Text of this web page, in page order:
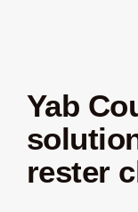
Yab
rester